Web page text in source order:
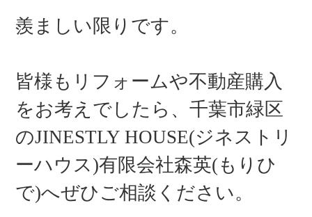
羨ましい限りです。
皆様もリフォームや不動産購入
をお考えでしたら、千葉市緑区
のJINESTLY HOUSE(ジネストリ
ーハウス)有限会社森英(もりひ
で)へぜひご相談ください。